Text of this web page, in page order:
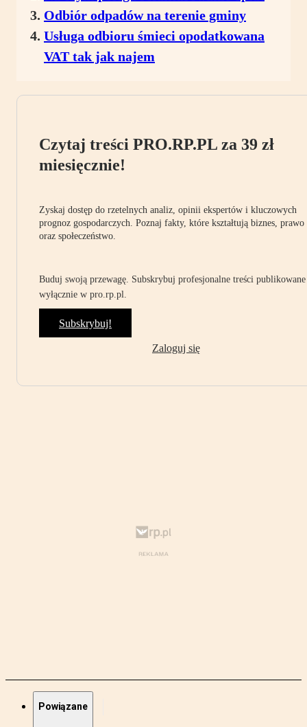
Odbiór odpadów na terenie gminy
Usługa odbioru śmieci opodatkowana
VAT tak jak najem
Czytaj treści PRO.RP.PL za 39 zł
miesięcznie!
Zyskaj dostęp do rzetelnych analiz, opinii ekspertów i kluczowych
prognoz gospodarczych. Poznaj fakty, które kształtują biznes, prawo
oraz społeczeństwo.
Buduj swoją przewagę. Subskrybuj profesjonalne treści publikowane
wyłącznie w pro.rp.pl.
Subskrybuj!
Zaloguj się
Powiązane